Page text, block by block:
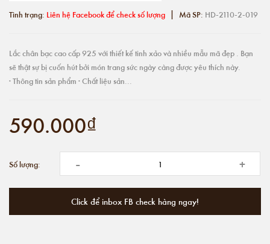
Tình trạng: Liên hệ Facebook để check số lượng | Mã SP: HD-2110-2-019
Lắc chân bạc cao cấp 925 với thiết kế tinh xảo và nhiều mẫu mã đẹp . Bạn
sẽ thật sự bị cuốn hút bởi món trang sức ngày càng được yêu thích này.
· Thông tin sản phẩm · Chất liệu sản...
590.000₫
Số lượng: - +
Click để inbox FB check hàng ngay!